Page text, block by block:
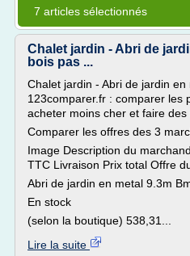
7 articles sélectionnés
Chalet jardin - Abri de
bois pas ...
Chalet jardin - Abri de jardin
123comparer.fr : comparer les
acheter moins cher et faire des
Comparer les offres des 3
Image Description du
TTC Livraison Prix total Offre
Abri de jardin en metal 9.3m
En stock
(selon la boutique) 538,31...
Lire la suite